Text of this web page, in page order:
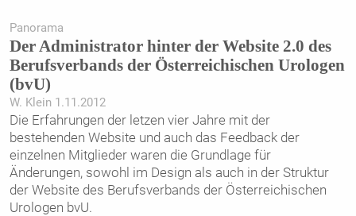
Panorama
Der Administrator hinter der Website 2.0 des
Berufsverbands der Österreichischen Urologen
(bvU)
W. Klein 1.11.2012
Die Erfahrungen der letzen vier Jahre mit der
bestehenden Website und auch das Feedback der
einzelnen Mitglieder waren die Grundlage für
Änderungen, sowohl im Design als auch in der Struktur
der Website des Berufsverbands der Österreichischen
Urologen bvU.